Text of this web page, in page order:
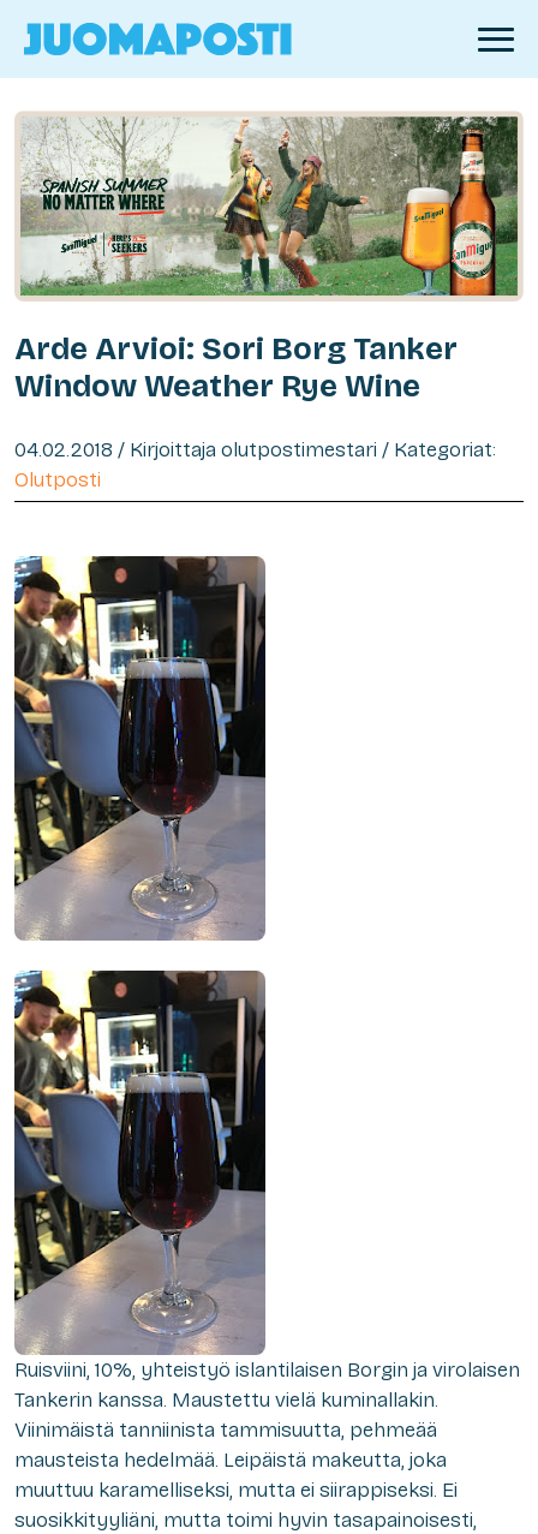
Arde Arvioi: Sori Borg Tanker
Window Weather Rye Wine
04.02.2018 / Kirjoittaja olutpostimestari / Kategoriat:
Olutposti
Ruisviini, 10%, yhteistyö islantilaisen Borgin ja virolaisen
Tankerin kanssa. Maustettu vielä kuminallakin.
Viinimäistä tanniinista tammisuutta, pehmeää
mausteista hedelmää. Leipäistä makeutta, joka
muuttuu karamelliseksi, mutta ei siirappiseksi. Ei
suosikkityyliäni, mutta toimi hyvin tasapainoisesti,